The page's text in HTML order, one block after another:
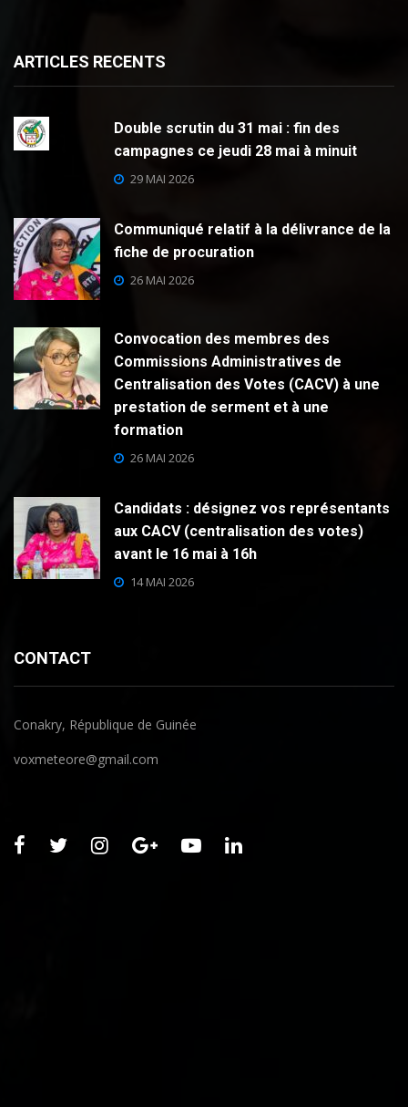
ARTICLES RECENTS
Double scrutin du 31 mai : fin des
campagnes ce jeudi 28 mai à minuit
29 MAI 2026
Communiqué relatif à la délivrance de la
fiche de procuration
26 MAI 2026
Convocation des membres des
Commissions Administratives de
Centralisation des Votes (CACV) à une
prestation de serment et à une
formation
26 MAI 2026
Candidats : désignez vos représentants
aux CACV (centralisation des votes)
avant le 16 mai à 16h
14 MAI 2026
CONTACT
Conakry, République de Guinée
voxmeteore@gmail.com